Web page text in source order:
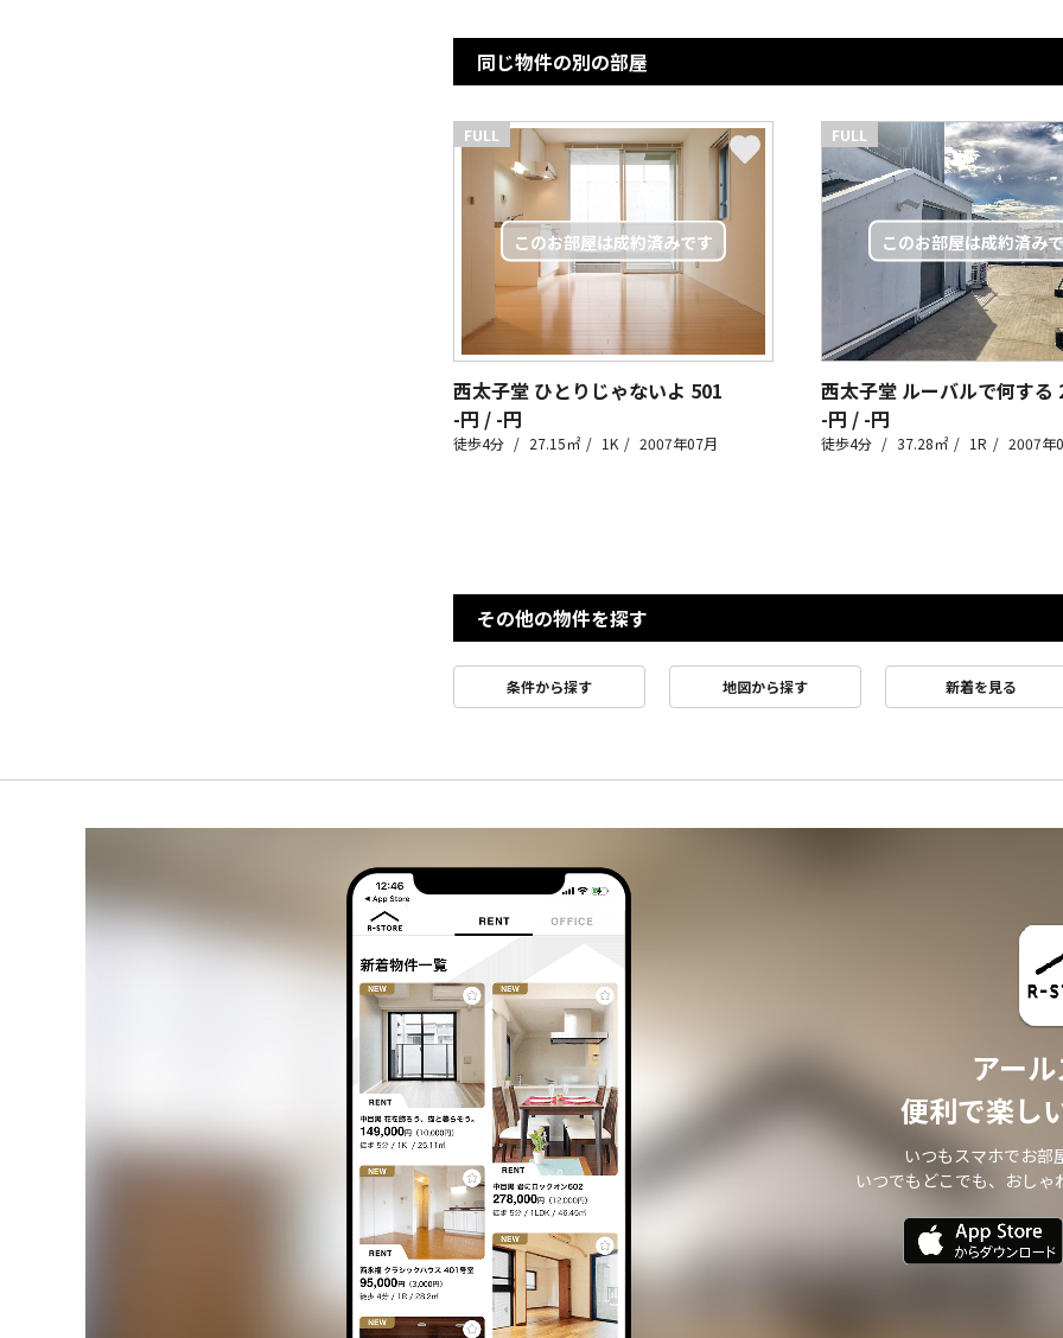
同じ物件の別の部屋
FULL
西太子堂 ひとりじゃないよ 501
-円 / -円
徒歩4分 27.15㎡ 1K 2007年07月
FULL
西太子堂 ルーバルで何する
-円 / -円
徒歩4分 37.28㎡ 1R 2007年
その他の物件を探す
条件から探す 地図から探す 新着を見る
アー
便利で楽し
いつもスマホでお部
いつでもどこでも、おし